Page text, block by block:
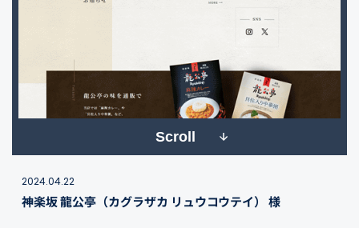
Scroll
2024.04.22
神楽坂 龍公亭（カグラザカ リュウコウテイ） 様